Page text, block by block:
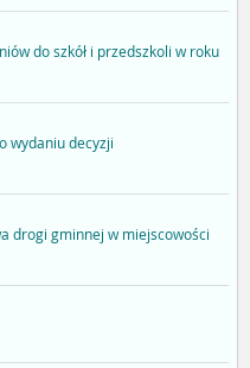
do szkół i przedszkoli w roku
wydaniu decyzji
drogi gminnej w miejscowości